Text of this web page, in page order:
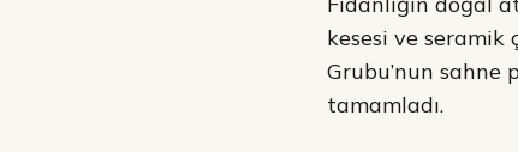
kesesi ve seramik
Grubu’nun sahne
tamamladı.